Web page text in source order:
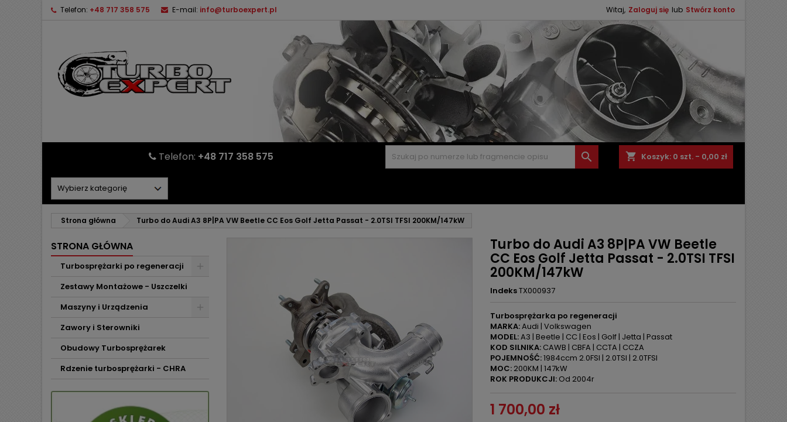
Telefon: +48 717 358 575 E-mail: info@turboexpert.pl Witaj, Zaloguj się lub Stwórz konto
shopping_cart Koszyk: 0 szt. - 0,00 zł

Telefon: +48 717 358 575
Strona główna Turbo do Audi A3 8P|PA VW Beetle CC Eos Golf Jetta Passat - 2.0TSI TFSI 200KM/147kW
STRONA GŁÓWNA
Turbosprężarki po regeneracji
Zestawy Montażowe - Uszczelki
Maszyny i Urządzenia
Zawory i Sterowniki
Obudowy Turbosprężarek
Rdzenie turbosprężarki - CHRA
Turbo do Audi A3 8P|PA VW Beetle
CC Eos Golf Jetta Passat - 2.0TSI TFSI
200KM/147kW
IndeksTX000937
Turbosprężarka po regeneracji
MARKA:Audi | Volkswagen
MODEL:A3 | Beetle | CC | Eos | Golf | Jetta | Passat
KOD SILNIKA: CAWB | CBFA | CCTA | CCZA
POJEMNOŚĆ:1984ccm 2.0FSI | 2.0TSI | 2.0TFSI
MOC: 200KM | 147kW
ROK PRODUKCJI: Od 2004r
1 700,00 zł